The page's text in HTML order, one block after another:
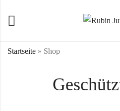
Startseite » Shop